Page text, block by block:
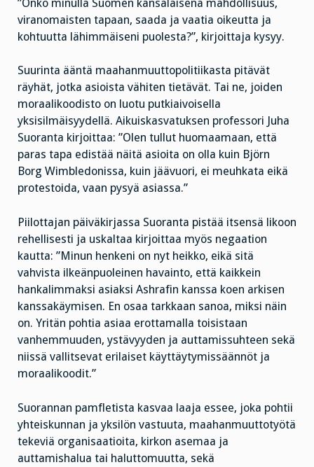
”Onko minulla Suomen kansalaisena mahdollisuus,
viranomaisten tapaan, saada ja vaatia oikeutta ja
kohtuutta lähimmäiseni puolesta?”, kirjoittaja kysyy.
Suurinta ääntä maahanmuuttopolitiikasta pitävät
räyhät, jotka asioista vähiten tietävät. Tai ne, joiden
moraalikoodisto on luotu putkiaivoisella
yksisilmäisyydellä. Aikuiskasvatuksen professori Juha
Suoranta kirjoittaa: ”Olen tullut huomaamaan, että
paras tapa edistää näitä asioita on olla kuin Björn
Borg Wimbledonissa, kuin jäävuori, ei meuhkata eikä
protestoida, vaan pysyä asiassa.”
Piilottajan päiväkirjassa Suoranta pistää itsensä likoon
rehellisesti ja uskaltaa kirjoittaa myös negaation
kautta: ”Minun henkeni on nyt heikko, eikä sitä
vahvista ilkeänpuoleinen havainto, että kaikkein
hankalimmaksi asiaksi Ashrafin kanssa koen arkisen
kanssakäymisen. En osaa tarkkaan sanoa, miksi näin
on. Yritän pohtia asiaa erottamalla toisistaan
vanhemmuuden, ystävyyden ja auttamissuhteen sekä
niissä vallitsevat erilaiset käyttäytymissäännöt ja
moraalikoodit.”
Suorannan pamfletista kasvaa laaja essee, joka pohtii
yhteiskunnan ja yksilön vastuuta, maahanmuuttotyötä
tekeviä organisaatioita, kirkon asemaa ja
auttamishalua tai haluttomuutta, sekä